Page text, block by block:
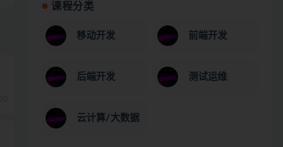
课程分类
移动开发 前端开发
后端开发 测试运维
云计算/大数据